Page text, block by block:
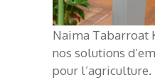
Naima Tabarroat
nos solutions
pour l’agriculture.